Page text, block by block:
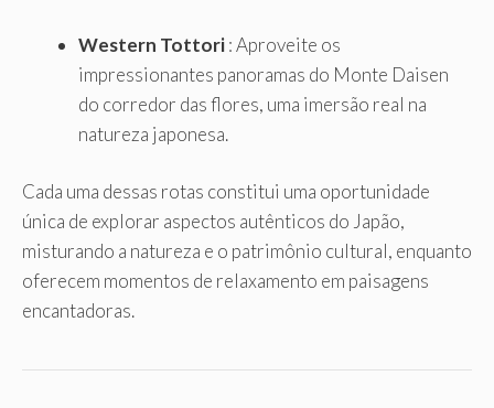
Western Tottori: Aproveite os
impressionantes panoramas do Monte Daisen
do corredor das flores, uma imersão real na
natureza japonesa.
Cada uma dessas rotas constitui uma oportunidade
única de explorar aspectos autênticos do Japão,
misturando a natureza e o patrimônio cultural, enquanto
oferecem momentos de relaxamento em paisagens
encantadoras.